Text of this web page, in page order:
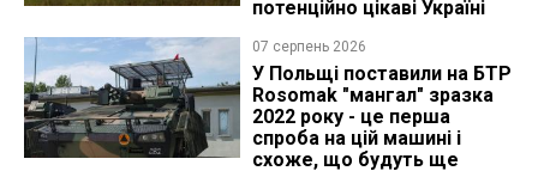
потенційно цікаві Україні
07 серпень 2026
У Польщі поставили на БТР
Rosomak "мангал" зразка
2022 року - це перша
спроба на цій машині і
схоже, що будуть ще